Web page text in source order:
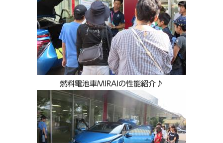
燃料電池車MIRAIの性能紹介♪